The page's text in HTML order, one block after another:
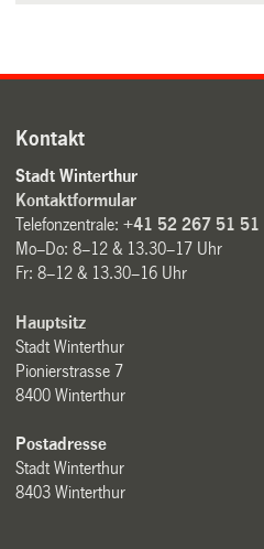
Kontakt
Stadt Winterthur
Kontaktformular
Telefonzentrale:+41 52 267 51 51
Mo–Do: 8–12 & 13.30–17 Uhr
Fr: 8–12 & 13.30–16 Uhr
Hauptsitz
Stadt Winterthur
Pionierstrasse 7
8400 Winterthur
Postadresse
Stadt Winterthur
8403 Winterthur